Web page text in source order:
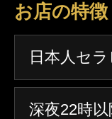
お店の特徴
日本人セ
深夜22時